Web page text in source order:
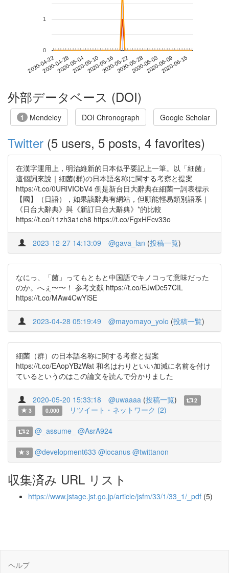
2020-04-222020-04-282020-05-042020-05-102020-05-162020-05-222020-05-282020-06-032020-06-092020-06-15
0
1
外部データベース (DOI)
1 Mendeley DOI Chronograph Google Scholar
Twitter (5 users, 5 posts, 4 favorites)
在漢字運用上，明治維新的日本似乎要記上一筆。以「細菌」
這個詞來說｜細菌(群)の日本語名称に関する考察と提案
https://t.co/0URlVIObV4 倒是新台日大辭典在細菌一詞表標示
【國】（日語），如果該辭典有網站，但願能輕易類別語系｜
《日台大辭典》與《新訂日台大辭典》*的比較
https://t.co/11zh3a1ch8 https://t.co/FgxHFcv33o
2023-12-27 14:13:09 @gava_lan (投稿一覧)
なにっ、「菌」ってもともと中国語でキノコって意味だった
のか。へぇ〜〜！ 参考文献 https://t.co/EJwDc57CIL
https://t.co/MAw4CwYiSE
2023-04-28 05:19:49 @mayomayo_yolo (投稿一覧)
細菌（群）の日本語名称に関する考察と提案
https://t.co/EAopYBzWat 和名はわりといい加減に名前を付け
ているというのはこの論文を読んで分かりました
2020-05-20 15:33:18 @uwaaaa (投稿一覧)
2
3
0.000 リツイート・ネットワーク (2)
2 @_assume_ @AsrA924
3 @development633 @iocanus @twittanon
収集済み URL リスト
https://www.jstage.jst.go.jp/article/jsfm/33/1/33_1/_pdf (5)
ヘルプ